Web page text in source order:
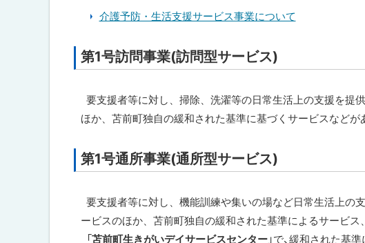
る
介護予防・生活支援サービス事業について
ト
ッ
プ
に
る
第1号訪問事業(訪問型サービス)
要支援者等に対し、掃除、洗濯等の日常生活上の支援を提
ほか、苫前町独自の緩和された基準に基づくサービスなどが
ト
ッ
プ
戻
第1号通所事業(通所型サービス)
要支援者等に対し、機能訓練や集いの場など日常生活上の
ービスのほか、苫前町独自の緩和された基準によるサービス
「苫前町生きがいデイサービスセンター 」で、緩和された基